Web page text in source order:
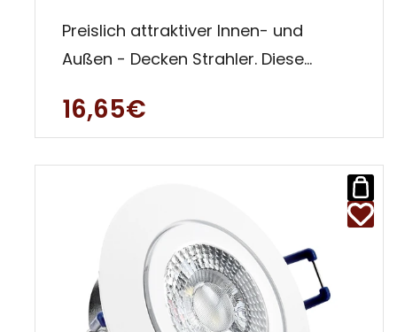
Preislich attraktiver Innen- und
Außen - Decken Strahler. Diese
Auße
16,65€